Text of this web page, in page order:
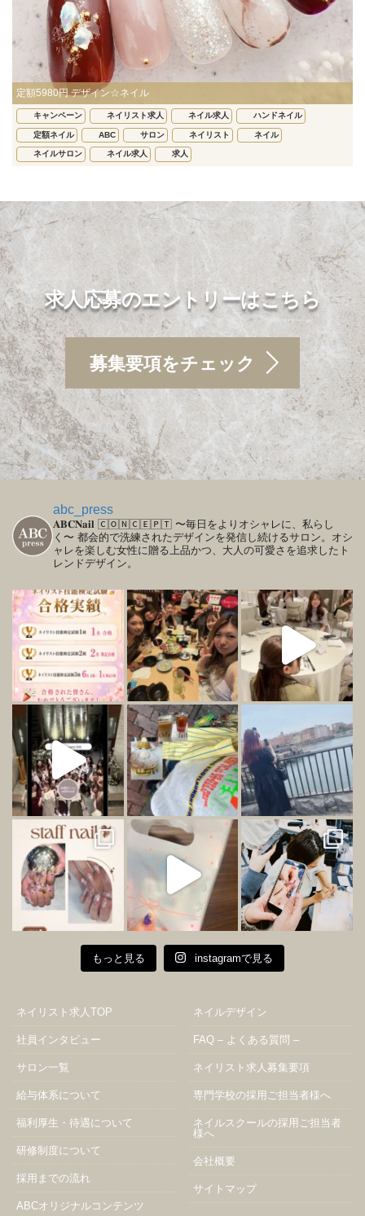
定額5980円 デザイン☆ネイル
キャンペーン ネイリスト求人 ネイル求人 ハンドネイル
定額ネイル ABC サロン ネイリスト ネイル
ネイルサロン ネイル求人 求人
求人応募のエントリーはこちら
募集要項をチェック
abc_press
𝐀𝐁𝐂𝐍𝐚𝐢𝐥 🄲🄾🄽🄲🄴🄿🅃 〜毎日をよりオシャレに、私らし
く〜 都会的で洗練されたデザインを発信し続けるサロン。オシ
ャレを楽しむ女性に贈る上品かつ、大人の可愛さを追求したト
レンドデザイン。
もっと見る instagramで見る
ネイリスト求人TOP
社員インタビュー
サロン一覧
給与体系について
福利厚生・待遇について
研修制度について
採用までの流れ
ABCオリジナルコンテンツ
ネイルデザイン
FAQ – よくある質問 –
ネイリスト求人募集要項
専門学校の採用ご担当者様へ
ネイルスクールの採用ご担当者
様へ
会社概要
サイトマップ